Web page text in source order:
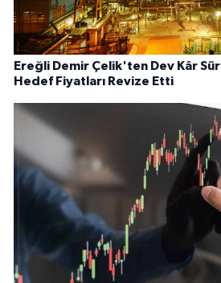
Ereğli Demir Çelik'ten Dev Kâr
Hedef Fiyatları Revize Etti